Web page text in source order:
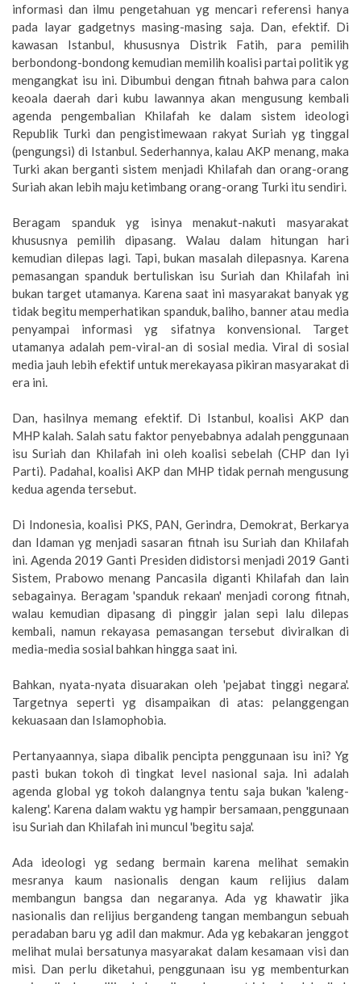
informasi dan ilmu pengetahuan yg mencari referensi hanya
pada layar gadgetnys masing-masing saja. Dan, efektif. Di
kawasan Istanbul, khususnya Distrik Fatih, para pemilih
berbondong-bondong kemudian memilih koalisi partai politik yg
mengangkat isu ini. Dibumbui dengan fitnah bahwa para calon
keoala daerah dari kubu lawannya akan mengusung kembali
agenda pengembalian Khilafah ke dalam sistem ideologi
Republik Turki dan pengistimewaan rakyat Suriah yg tinggal
(pengungsi) di Istanbul. Sederhannya, kalau AKP menang, maka
Turki akan berganti sistem menjadi Khilafah dan orang-orang
Suriah akan lebih maju ketimbang orang-orang Turki itu sendiri.
Beragam spanduk yg isinya menakut-nakuti masyarakat
khususnya pemilih dipasang. Walau dalam hitungan hari
kemudian dilepas lagi. Tapi, bukan masalah dilepasnya. Karena
pemasangan spanduk bertuliskan isu Suriah dan Khilafah ini
bukan target utamanya. Karena saat ini masyarakat banyak yg
tidak begitu memperhatikan spanduk, baliho, banner atau media
penyampai informasi yg sifatnya konvensional. Target
utamanya adalah pem-viral-an di sosial media. Viral di sosial
media jauh lebih efektif untuk merekayasa pikiran masyarakat di
era ini.
Dan, hasilnya memang efektif. Di Istanbul, koalisi AKP dan
MHP kalah. Salah satu faktor penyebabnya adalah penggunaan
isu Suriah dan Khilafah ini oleh koalisi sebelah (CHP dan Iyi
Parti). Padahal, koalisi AKP dan MHP tidak pernah mengusung
kedua agenda tersebut.
Di Indonesia, koalisi PKS, PAN, Gerindra, Demokrat, Berkarya
dan Idaman yg menjadi sasaran fitnah isu Suriah dan Khilafah
ini. Agenda 2019 Ganti Presiden didistorsi menjadi 2019 Ganti
Sistem, Prabowo menang Pancasila diganti Khilafah dan lain
sebagainya. Beragam 'spanduk rekaan' menjadi corong fitnah,
walau kemudian dipasang di pinggir jalan sepi lalu dilepas
kembali, namun rekayasa pemasangan tersebut diviralkan di
media-media sosial bahkan hingga saat ini.
Bahkan, nyata-nyata disuarakan oleh 'pejabat tinggi negara'.
Targetnya seperti yg disampaikan di atas: pelanggengan
kekuasaan dan Islamophobia.
Pertanyaannya, siapa dibalik pencipta penggunaan isu ini? Yg
pasti bukan tokoh di tingkat level nasional saja. Ini adalah
agenda global yg tokoh dalangnya tentu saja bukan 'kaleng-
kaleng'. Karena dalam waktu yg hampir bersamaan, penggunaan
isu Suriah dan Khilafah ini muncul 'begitu saja'.
Ada ideologi yg sedang bermain karena melihat semakin
mesranya kaum nasionalis dengan kaum relijius dalam
membangun bangsa dan negaranya. Ada yg khawatir jika
nasionalis dan relijius bergandeng tangan membangun sebuah
peradaban baru yg adil dan makmur. Ada yg kebakaran jenggot
melihat mulai bersatunya masyarakat dalam kesamaan visi dan
misi. Dan perlu diketahui, penggunaan isu yg membenturkan